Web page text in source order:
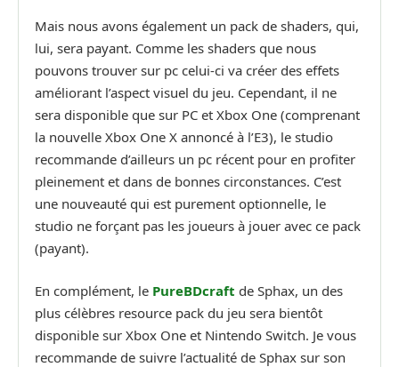
Mais nous avons également un pack de shaders, qui,
lui, sera payant. Comme les shaders que nous
pouvons trouver sur pc celui-ci va créer des effets
améliorant l’aspect visuel du jeu. Cependant, il ne
sera disponible que sur PC et Xbox One (comprenant
la nouvelle Xbox One X annoncé à l’E3), le studio
recommande d’ailleurs un pc récent pour en profiter
pleinement et dans de bonnes circonstances. C’est
une nouveauté qui est purement optionnelle, le
studio ne forçant pas les joueurs à jouer avec ce pack
(payant).
En complément, le PureBDcraft de Sphax, un des
plus célèbres resource pack du jeu sera bientôt
disponible sur Xbox One et Nintendo Switch. Je vous
recommande de suivre l’actualité de Sphax sur son